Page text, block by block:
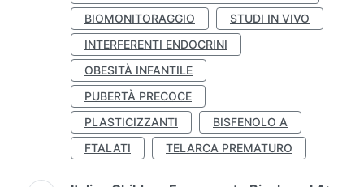
BIOMONITORAGGIO
STUDI IN VIVO
INTERFERENTI ENDOCRINI
OBESITÀ INFANTILE
PUBERTÀ PRECOCE
PLASTICIZZANTI
BISFENOLO A
FTALATI
TELARCA PREMATURO